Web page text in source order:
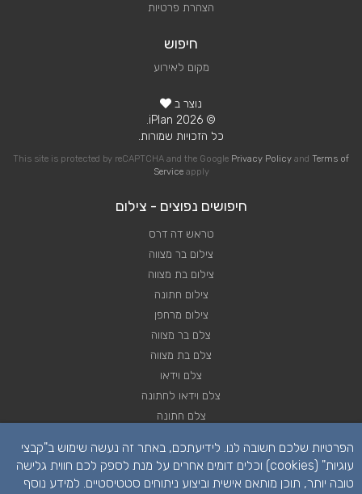
הצהרת פרטיות
חיפוש
מקום לאירוע
נוצר ב
© 2026 iPlan.
כל הזכויות שמורות.
This site is protected by reCAPTCHA and the Google Privacy Policy and Terms of
Serviceapply
חיפושים נפוצים - צילום
טראש דה דרס
צילום בר מצווה
צילום בת מצווה
צילום חתונה
צילום מרחפן
צלם בר מצווה
צלם בת מצווה
צלם וידאו
צלם וידאו לחתונה
צלם חתונה
צלם סטילס
הפרטיות שלכם חשובה לנו. לידיעתכם, באתר זה נעשה שימוש ב"קבצי
עוגיות" (cookies) וכלים דומים אחרים על מנת לספק לכם חווית גלישה
טובה יותר, תוכן מותאם אישית וביצוע ניתוחים סטטיסטיים. למידע נוסף